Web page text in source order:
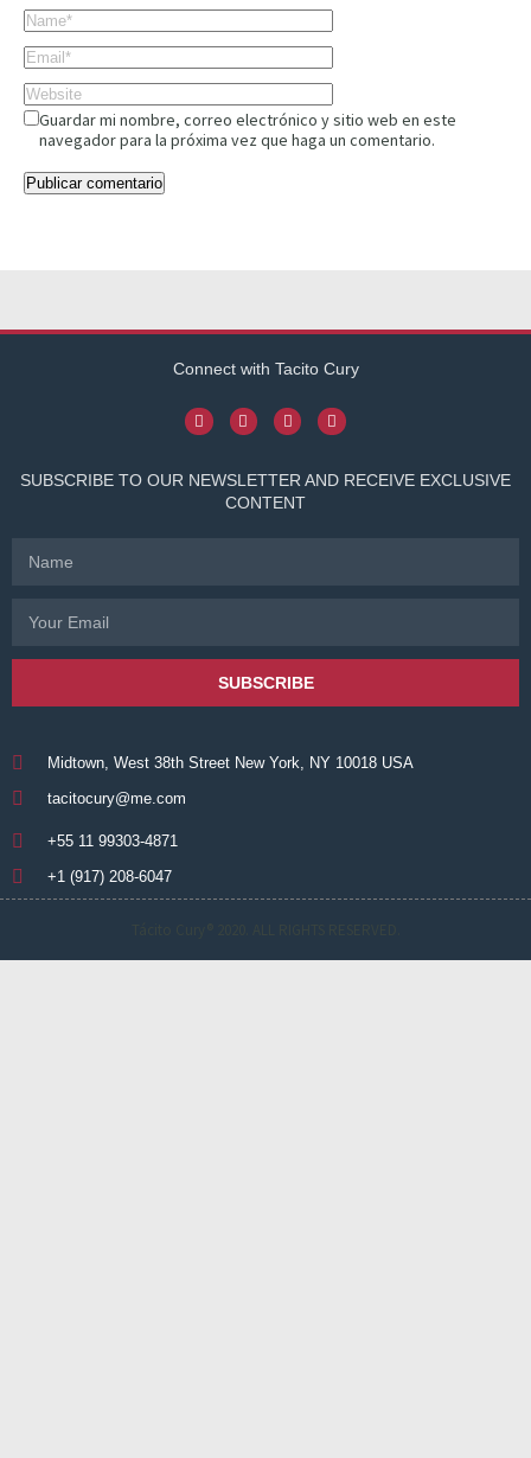
Guardar mi nombre, correo electrónico y sitio web en este
navegador para la próxima vez que haga un comentario.
Connect with Tacito Cury
SUBSCRIBE TO OUR NEWSLETTER AND RECEIVE EXCLUSIVE
CONTENT
SUBSCRIBE
Midtown, West 38th Street New York, NY 10018 USA
tacitocury@me.com
+55 11 99303-4871
+1 (917) 208-6047